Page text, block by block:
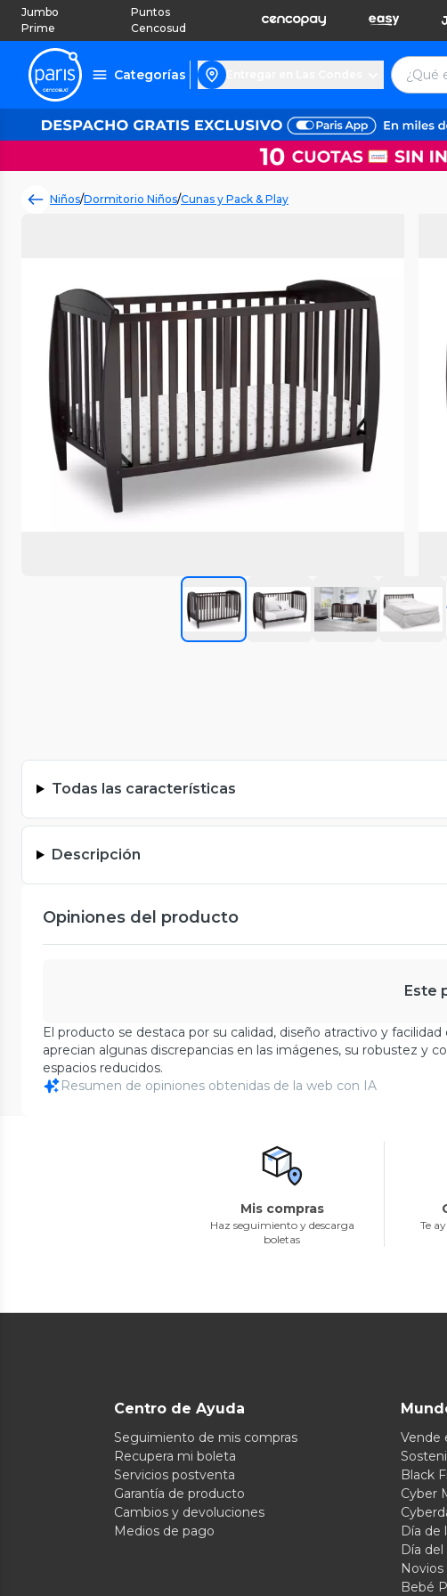
Jumbo
Prime
Puntos
Cencosud
Categorías
Niños/Dormitorio Niños/Cunas y Pack & Play
Todas las características
Descripción
Opiniones del producto
Este
El producto se destaca por su calidad, diseño atractivo y
aprecian algunas discrepancias en las imágenes, su robustez y
espacios reducidos.
Resumen de opiniones obtenidas de la web con IA
Mis compras
Haz seguimiento y descarga
boletas
Te
Centro de Ayuda
Seguimiento de mis compras
Recupera mi boleta
Servicios postventa
Garantía de producto
Cambios y devoluciones
Medios de pago
Vende
Black
Cyber
Día de
Día del
Novios
Bebé